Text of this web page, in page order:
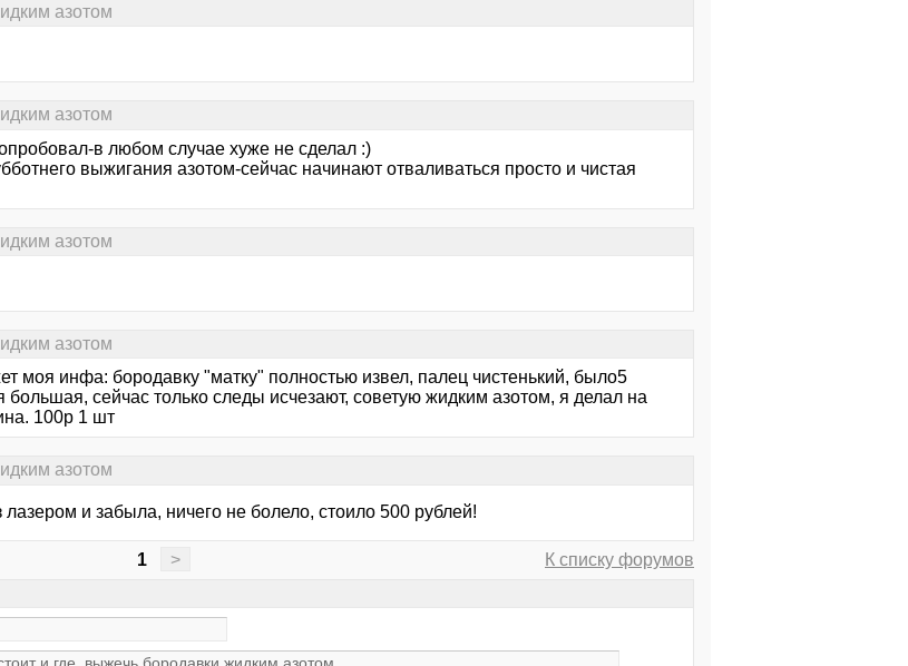
азотом
азотом
в любом случае хуже не сделал :)
выжигания азотом-сейчас начинают отваливаться просто и чистая
азотом
азотом
моя инфа: бородавку "матку" полностью извел, палец чистенький, было5
большая, сейчас только следы исчезают, советую жидким азотом, я делал на
100р 1 шт
азотом
лазером и забыла, ничего не болело, стоило 500 рублей!
1 >
К списку форумов